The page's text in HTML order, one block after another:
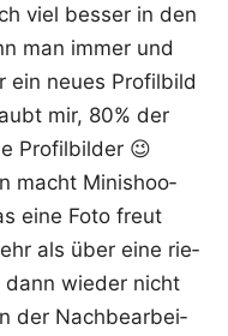
viel bes­ser in den
man immer und
ein neu­es Pro­fil­bild
mir, 80% der
Pro­fil­bil­der 😉
macht Mini­shoo­
eine Foto freut
als über eine rie­
dann wie­der nicht
der Nach­be­ar­bei­